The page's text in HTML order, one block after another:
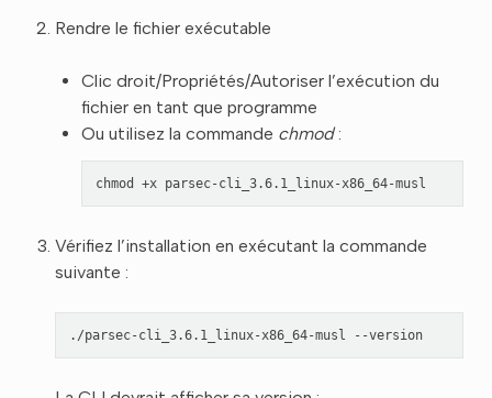
Rendre le fichier exécutable
Clic droit/Propriétés/Autoriser l’exécution du
fichier en tant que programme
Ou utilisez la commande chmod:
chmod +x
Vérifiez l’installation en exécutant la commande
suivante :
./parsec-cli_3.6.1_linux-x86_64-musl --version